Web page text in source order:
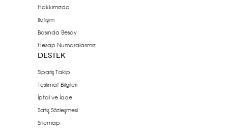
Hakkımızda
İletişim
Basında Besay
Hesap Numaralarımız
DESTEK
Sipariş Takip
Teslimat Bilgileri
İptal ve İade
Satış Sözleşmesi
Sitemap